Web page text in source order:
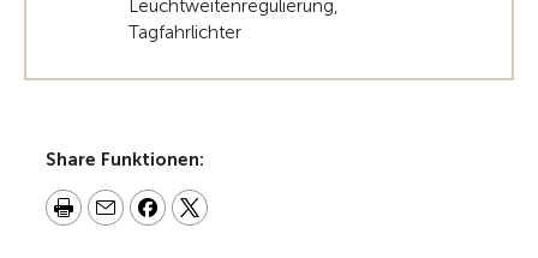
Leuchtweitenregulierung,
Tagfahrlichter
Share Funktionen: